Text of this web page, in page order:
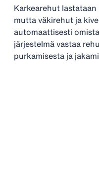
Karkearehut
mutta väkirehut ja
automaattisesti
järjestelmä vastaa
purkamisesta ja